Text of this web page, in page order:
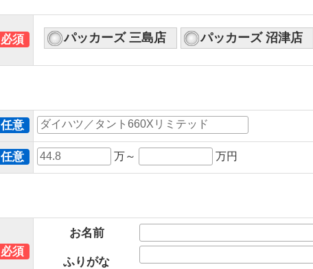
必須 パッカーズ 三島店 パッカーズ 沼津店
任意
任意 万～ 万円
必須
お名前
ふりがな